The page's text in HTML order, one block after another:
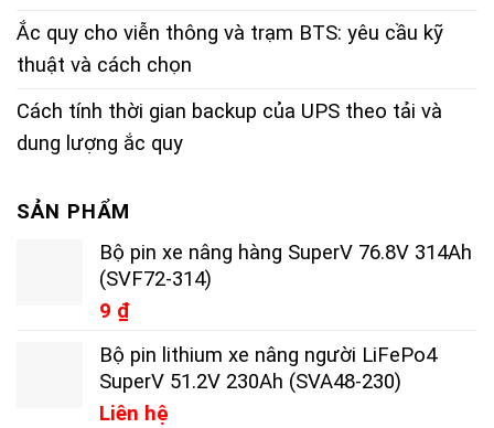
Ắc quy cho viễn thông và trạm BTS: yêu cầu kỹ
thuật và cách chọn
Cách tính thời gian backup của UPS theo tải và
dung lượng ắc quy
SẢN PHẨM
Bộ pin xe nâng hàng SuperV 76.8V 314Ah
(SVF72-314)
9 ₫
Bộ pin lithium xe nâng người LiFePo4
SuperV 51.2V 230Ah (SVA48-230)
Liên hệ